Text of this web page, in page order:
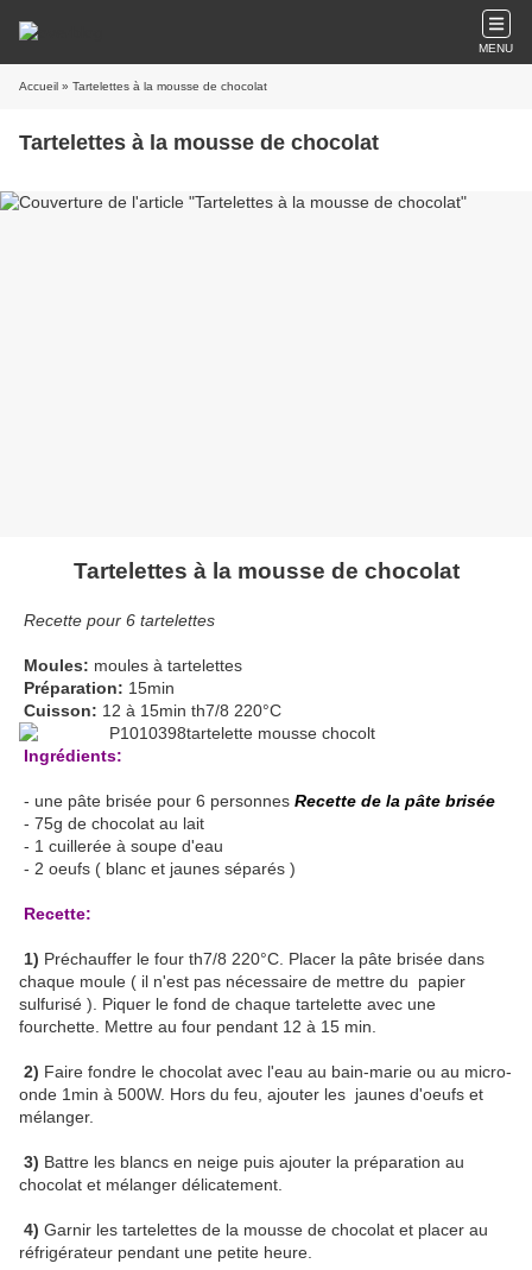
MENU
Accueil » Tartelettes à la mousse de chocolat
Tartelettes à la mousse de chocolat
Tartelettes à la mousse de chocolat
Recette pour 6 tartelettes
Moules: moules à tartelettes
Préparation: 15min
Cuisson: 12 à 15min th7/8 220°C
Ingrédients:
- une pâte brisée pour 6 personnes Recette de la pâte brisée
- 75g de chocolat au lait
- 1 cuillerée à soupe d'eau
- 2 oeufs ( blanc et jaunes séparés )
Recette:
1) Préchauffer le four th7/8 220°C. Placer la pâte brisée dans
chaque moule ( il n'est pas nécessaire de mettre du papier
sulfurisé ). Piquer le fond de chaque tartelette avec une
fourchette. Mettre au four pendant 12 à 15 min.
2) Faire fondre le chocolat avec l'eau au bain-marie ou au micro-
onde 1min à 500W. Hors du feu, ajouter les jaunes d'oeufs et
mélanger.
3) Battre les blancs en neige puis ajouter la préparation au
chocolat et mélanger délicatement.
4) Garnir les tartelettes de la mousse de chocolat et placer au
réfrigérateur pendant une petite heure.